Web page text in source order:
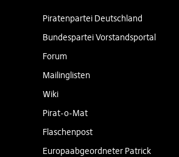
Piratenpartei Deutschland
Bundespartei Vorstandsportal
Forum
Mailinglisten
Wiki
Pirat-o-Mat
Flaschenpost
Europaabgeordneter Patrick